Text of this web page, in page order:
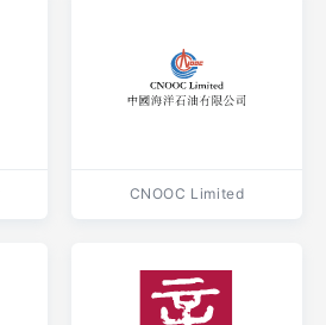
CNOOC Limited